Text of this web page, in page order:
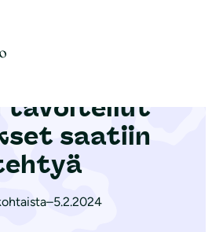
tavoitellut
saatiin
–5.2.2024